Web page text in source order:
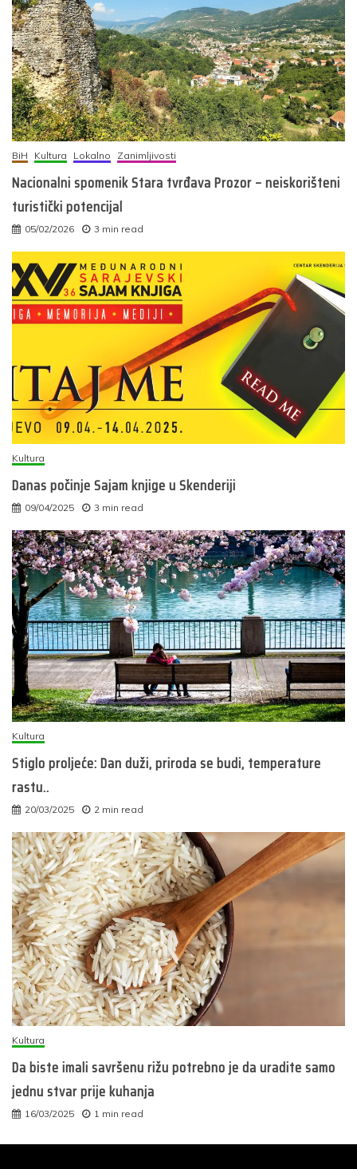
BiH Kultura Lokalno Zanimljivosti
Nacionalni spomenik Stara tvrđava Prozor – neiskorišteni
turistički potencijal
05/02/2026 3 min read
Kultura
Danas počinje Sajam knjige u Skenderiji
09/04/2025 3 min read
Kultura
Stiglo proljeće: Dan duži, priroda se budi, temperature
rastu..
20/03/2025 2 min read
Kultura
Da biste imali savršenu rižu potrebno je da uradite samo
jednu stvar prije kuhanja
16/03/2025 1 min read